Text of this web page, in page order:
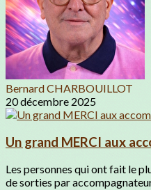
Bernard CHARBOUILLOT
20 décembre 2025
Un grand MERCI aux
Les personnes qui ont fait le
de sorties par